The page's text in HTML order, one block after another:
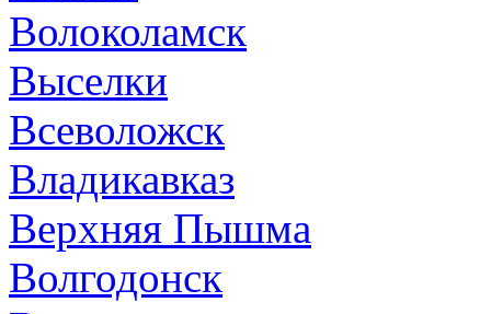
Волоколамск
Выселки
Всеволожск
Владикавказ
Верхняя Пышма
Волгодонск